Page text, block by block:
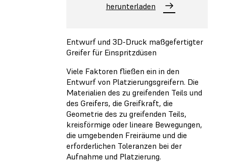
herunterladen
Entwurf und 3D-Druck maßgefertigter
Greifer für Einspritzdüsen
Viele Faktoren fließen ein in den
Entwurf von Platzierungsgreifern. Die
Materialien des zu greifenden Teils und
des Greifers, die Greifkraft, die
Geometrie des zu greifenden Teils,
kreisförmige oder lineare Bewegungen,
die umgebenden Freiräume und die
erforderlichen Toleranzen bei der
Aufnahme und Platzierung.